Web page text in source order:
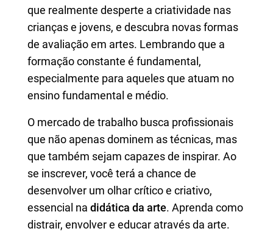
que realmente desperte a criatividade nas
crianças e jovens, e descubra novas formas
de avaliação em artes. Lembrando que a
formação constante é fundamental,
especialmente para aqueles que atuam no
ensino fundamental e médio.
O mercado de trabalho busca profissionais
que não apenas dominem as técnicas, mas
que também sejam capazes de inspirar. Ao
se inscrever, você terá a chance de
desenvolver um olhar crítico e criativo,
essencial na didática da arte. Aprenda como
distrair, envolver e educar através da arte.